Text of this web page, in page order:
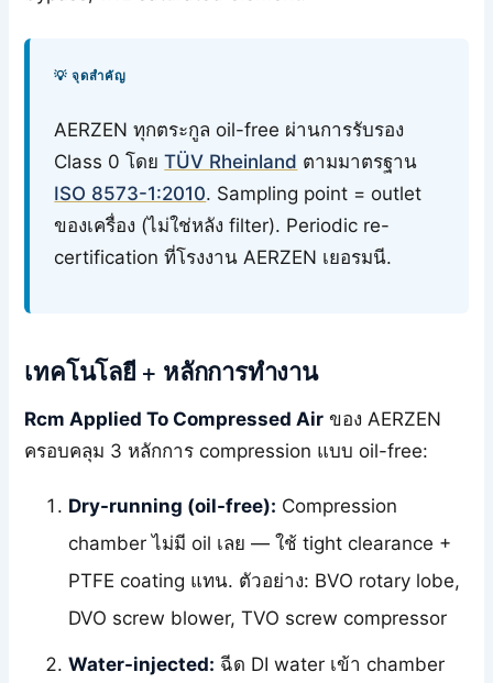
💡 จุดสำคัญ
AERZEN ทุกตระกูล oil-free ผ่านการรับรอง
Class 0 โดยTÜV Rheinland ตามมาตรฐาน
ISO 8573-1:2010. Sampling point = outlet
ของเครื่อง (ไม่ใช่หลัง filter). Periodic re-
certification ที่โรงงาน AERZEN เยอรมนี.
เทคโนโลยี + หลักการทำงาน
Rcm Applied To Compressed Air ของ AERZEN
ครอบคลุม 3 หลักการ compression แบบ oil-free:
Dry-running (oil-free): Compression
chamber ไม่มี oil เลย — ใช้ tight clearance +
PTFE coating แทน. ตัวอย่าง: BVO rotary lobe,
DVO screw blower, TVO screw compressor
Water-injected: ฉีด DI water เข้า chamber